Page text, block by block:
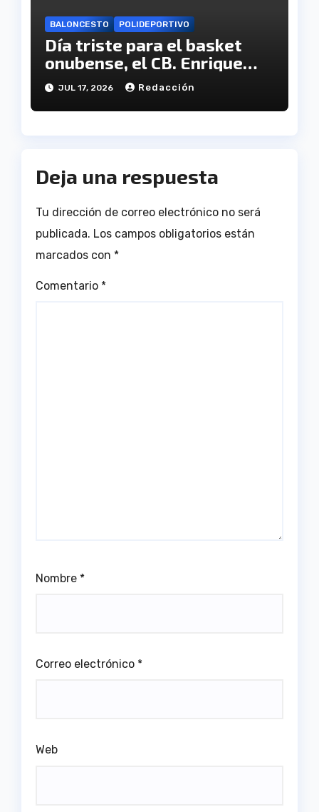
BALONCESTO POLIDEPORTIVO
Día triste para el basket
onubense, el CB. Enrique
Benítez cesa en su
actividad como club
JUL 17, 2026 Redacción
Deja una respuesta
Tu dirección de correo electrónico no será
publicada. Los campos obligatorios están
marcados con *
Comentario *
Nombre *
Correo electrónico *
Web